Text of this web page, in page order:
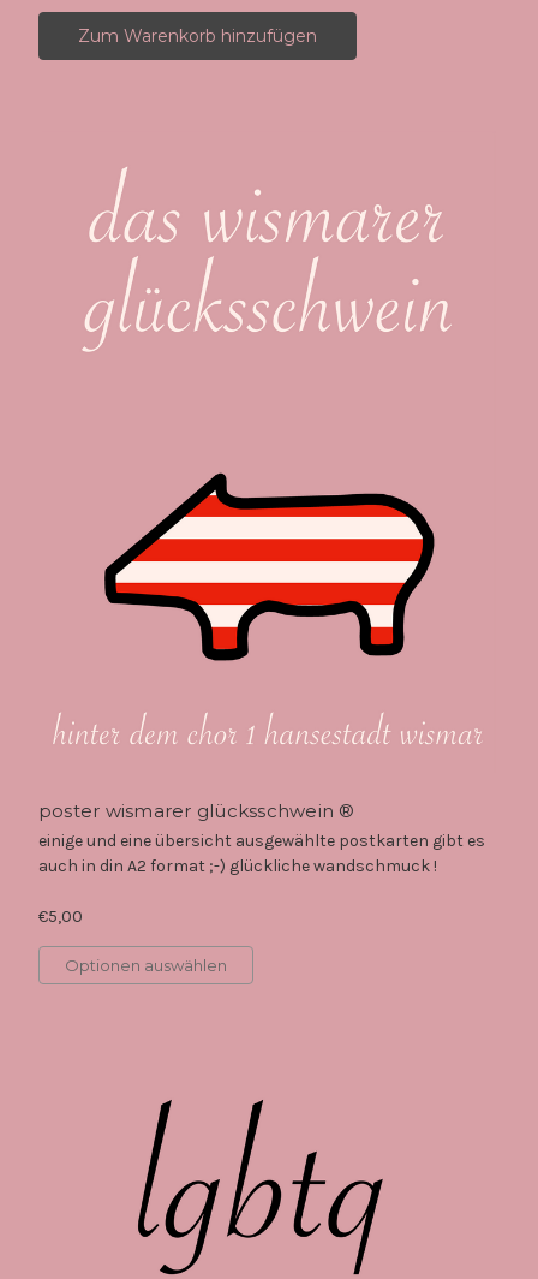
Zum Warenkorb hinzufügen
poster wismarer glücksschwein ®
einige und eine übersicht ausgewählte postkarten gibt es
auch in din A2 format ;-) glückliche wandschmuck !
€5,00
Optionen auswählen